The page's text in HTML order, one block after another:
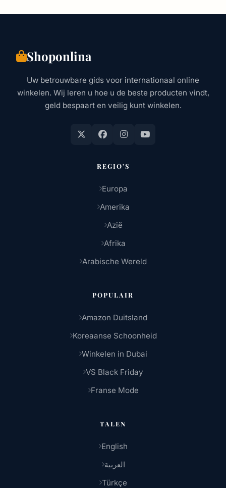
DE
Shoponlina
Uw betrouwbare gids voor internationaal online
winkelen. Wij leren u hoe u de beste producten vindt,
geld bespaart en veilig kunt winkelen.
REGIO'S
Europa
Amerika
Azië
Afrika
Arabische Wereld
POPULAIR
Amazon Duitsland
Koreaanse Schoonheid
Winkelen in Dubai
VS Black Friday
Franse Mode
TALEN
English
العربية
Türkçe